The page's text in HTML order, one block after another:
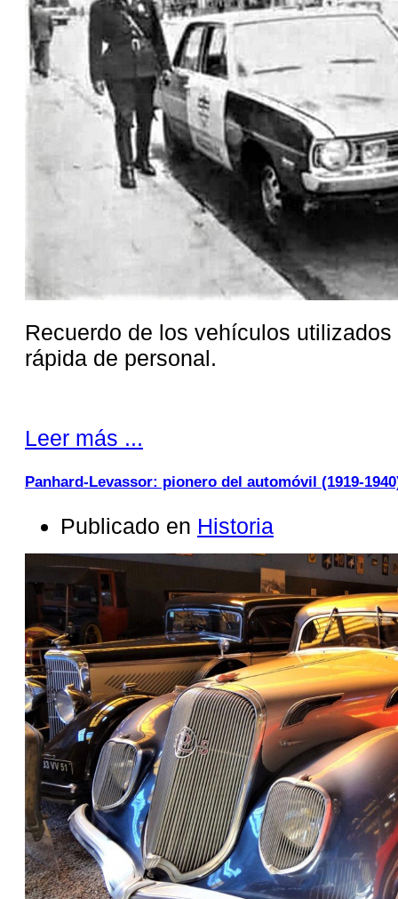
Recuerdo de los vehículos
rápida de personal.
Leer más ...
Panhard-Levassor: pionero del automóvil (1919-
Publicado en Historia